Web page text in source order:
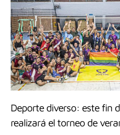
Deporte diverso: este fin
realizará el torneo de